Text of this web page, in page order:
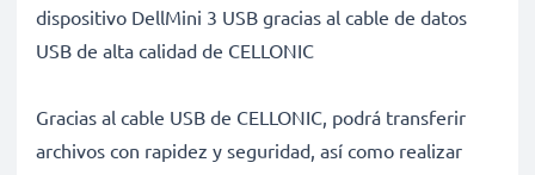
dispositivo DellMini 3 USB gracias al cable de datos
USB de alta calidad de CELLONIC
Gracias al cable USB de CELLONIC, podrá transferir
archivos con rapidez y seguridad, así como realizar